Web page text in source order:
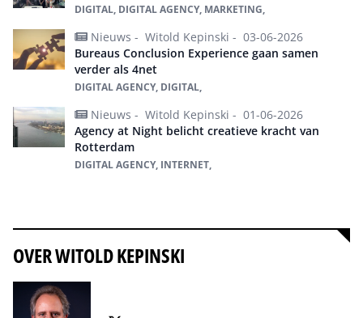
DIGITAL, DIGITAL AGENCY, MARKETING,
Nieuws - Witold Kepinski - 03-06-2026
Bureaus Conclusion Experience gaan samen
verder als 4net
DIGITAL AGENCY, DIGITAL,
Nieuws - Witold Kepinski - 01-06-2026
Agency at Night belicht creatieve kracht van
Rotterdam
DIGITAL AGENCY, INTERNET,
OVER WITOLD KEPINSKI